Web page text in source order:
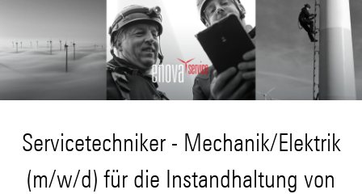
Servicetechniker - Mechanik/Elektrik
(m/w/d) für die Instandhaltung von